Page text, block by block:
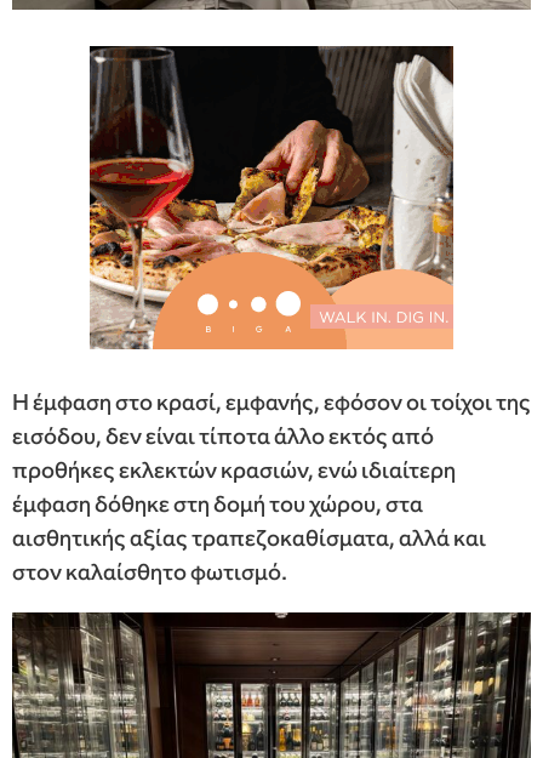
Η έμφαση στο κρασί, εμφανής, εφόσον οι τοίχοι της
εισόδου, δεν είναι τίποτα άλλο εκτός από
προθήκες εκλεκτών κρασιών, ενώ ιδιαίτερη
έμφαση δόθηκε στη δομή του χώρου, στα
αισθητικής αξίας τραπεζοκαθίσματα, αλλά και
στον καλαίσθητο φωτισμό.